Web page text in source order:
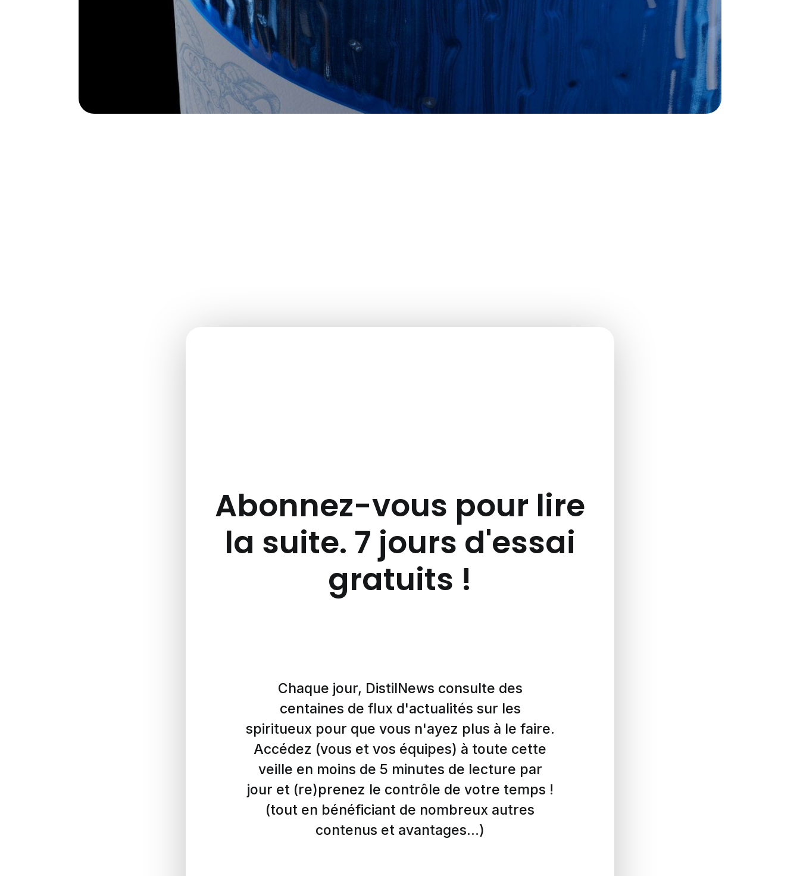
Abonnez-vous pour lire
la suite. 7 jours d'essai
gratuits !
Chaque jour, DistilNews consulte des
centaines de flux d'actualités sur les
spiritueux pour que vous n'ayez plus à le faire.
Accédez (vous et vos équipes) à toute cette
veille en moins de 5 minutes de lecture par
jour et (re)prenez le contrôle de votre temps !
(tout en bénéficiant de nombreux autres
contenus et avantages...)